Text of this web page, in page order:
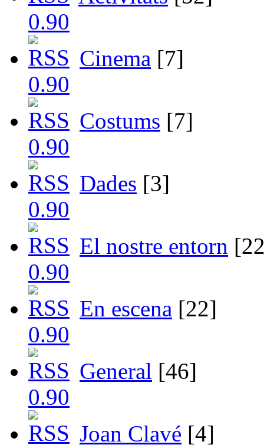
Cinema [7]
Costums [7]
Dades [3]
El nostre entorn
En escena [22]
General [46]
Joan Clavé [4]